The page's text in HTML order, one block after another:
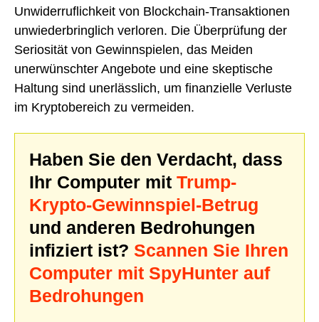
Unwiderruflichkeit von Blockchain-Transaktionen
unwiederbringlich verloren. Die Überprüfung der
Seriosität von Gewinnspielen, das Meiden
unerwünschter Angebote und eine skeptische
Haltung sind unerlässlich, um finanzielle Verluste
im Kryptobereich zu vermeiden.
Haben Sie den Verdacht, dass
Ihr Computer mit Trump-
Krypto-Gewinnspiel-Betrug
und anderen Bedrohungen
infiziert ist? Scannen Sie Ihren
Computer mit SpyHunter auf
Bedrohungen